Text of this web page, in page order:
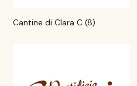
Cantine di Clara C (8)